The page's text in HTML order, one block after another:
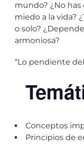
mundo? ¿No
miedo a la vida?
o solo?
armoniosa?
“Lo pendiente
Conceptos
Principios de